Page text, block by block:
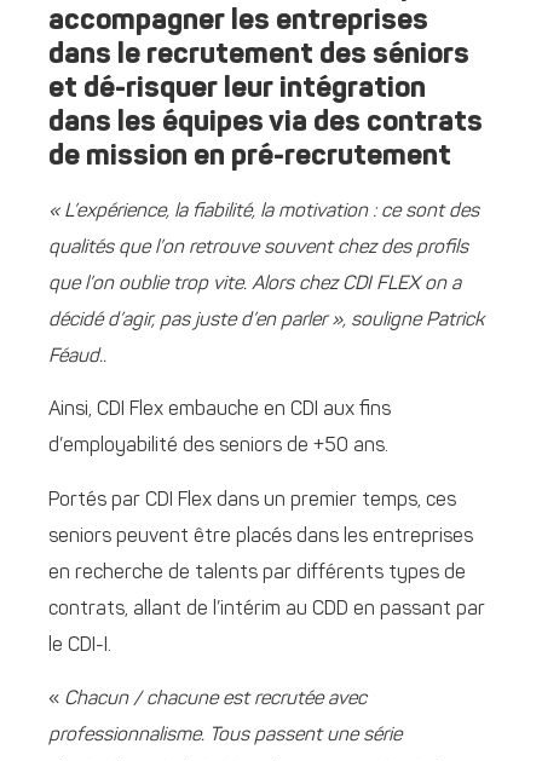
accompagner les entreprises
dans le recrutement des séniors
et dé-risquer leur intégration
dans les équipes via des contrats
de mission en pré-recrutement
« L’expérience, la fiabilité, la motivation : ce sont des
qualités que l’on retrouve souvent chez des profils
que l’on oublie trop vite. Alors chez CDI FLEX on a
décidé d’agir, pas juste d’en parler », souligne Patrick
Féaud..
Ainsi, CDI Flex embauche en CDI aux fins
d’employabilité des seniors de +50 ans.
Portés par CDI Flex dans un premier temps, ces
seniors peuvent être placés dans les entreprises
en recherche de talents par différents types de
contrats, allant de l’intérim au CDD en passant par
le CDI-I.
« Chacun / chacune est recrutée avec
professionnalisme. Tous passent une série